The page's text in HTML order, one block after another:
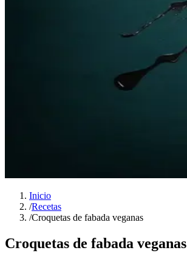
Inicio
/Recetas
/Croquetas de fabada veganas
Croquetas de fabada veganas